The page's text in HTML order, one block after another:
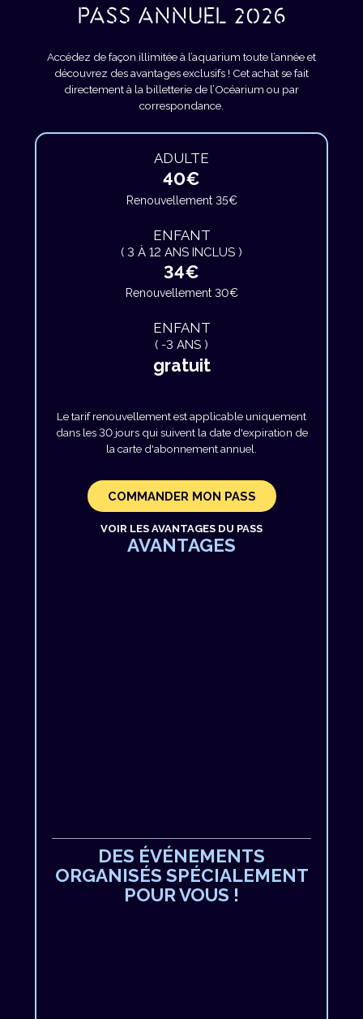
PASS ANNUEL 2026
Accédez de façon illimitée à l’aquarium toute l’année et
découvrez des avantages exclusifs ! Cet achat se fait
directement à la billetterie de l’Océarium ou par
correspondance.
ADULTE
40€
Renouvellement 35€
ENFANT
( 3 À 12 ANS INCLUS )
34€
Renouvellement 30€
ENFANT
( -3 ANS )
gratuit
Le tarif renouvellement est applicable uniquement
dans les 30 jours qui suivent la date d'expiration de
la carte d'abonnement annuel.
COMMANDER MON PASS
VOIR LES AVANTAGES DU PASS
AVANTAGES
DES ÉVÉNEMENTS
ORGANISÉS SPÉCIALEMENT
POUR VOUS !